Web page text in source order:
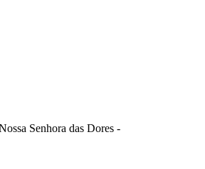
Senhora das Dores -